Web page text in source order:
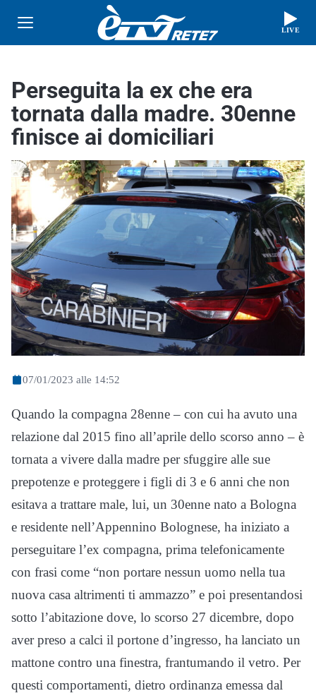
LIVE
Perseguita la ex che era
tornata dalla madre. 30enne
finisce ai domiciliari
07/01/2023 alle 14:52
Quando la compagna 28enne – con cui ha avuto una
relazione dal 2015 fino all’aprile dello scorso anno – è
tornata a vivere dalla madre per sfuggire alle sue
prepotenze e proteggere i figli di 3 e 6 anni che non
esitava a trattare male, lui, un 30enne nato a Bologna
e residente nell’Appennino Bolognese, ha iniziato a
perseguitare l’ex compagna, prima telefonicamente
con frasi come “non portare nessun uomo nella tua
nuova casa altrimenti ti ammazzo” e poi presentandosi
sotto l’abitazione dove, lo scorso 27 dicembre, dopo
aver preso a calci il portone d’ingresso, ha lanciato un
mattone contro una finestra, frantumando il vetro. Per
questi comportamenti, dietro ordinanza emessa dal